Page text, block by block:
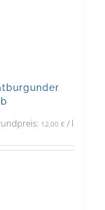
12,00 € / l